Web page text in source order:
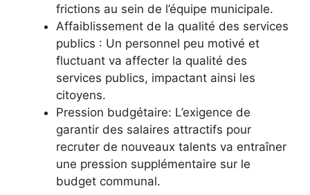
frictions au sein de l’équipe municipale.
Affaiblissement de la qualité des services
publics : Un personnel peu motivé et
fluctuant va affecter la qualité des
services publics, impactant ainsi les
citoyens.
Pression budgétaire: L’exigence de
garantir des salaires attractifs pour
recruter de nouveaux talents va entraîner
une pression supplémentaire sur le
budget communal.